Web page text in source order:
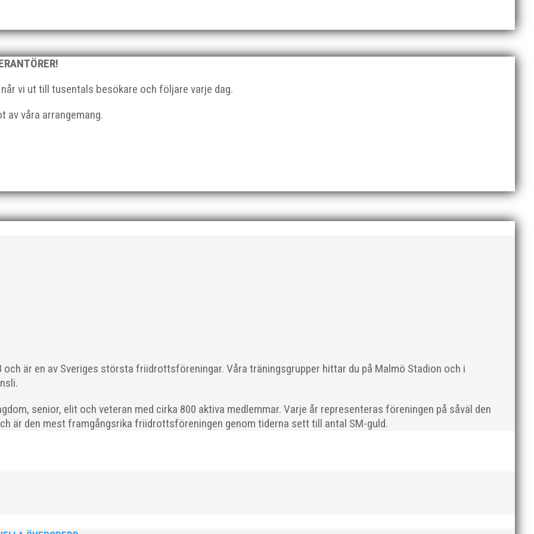
vi ut till tusentals besökare och följare varje dag.
av våra arrangemang.
är en av Sveriges största friidrottsföreningar. Våra träningsgrupper hittar du på Malmö Stadion och i
senior, elit och veteran med cirka 800 aktiva medlemmar. Varje år representeras föreningen på såväl den
är den mest framgångsrika friidrottsföreningen genom tiderna sett till antal SM-guld.
vara med och skapa glädje, gemenskap och utveckling i en av Sveriges största friidrottsföreningar? Malmö
relationsbyggande och affärsinriktad...
80- och 90-talet, då jag själv var aktiv, var han för mig en handlingskraftig ledare som alltid var på plats och igång
vän, Bengt Bendéus,...
beroende på var man befinner sig i organisationen. Här kommer en liten sammanfattning från mig som
2008–2018 till ett sista träningspass på Malmö Stadion innan den rivs. Bilder, klicka här! Foto: Thomas Leandersson